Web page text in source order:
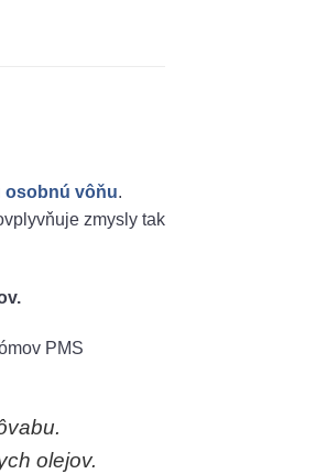
osobnú vôňu.
zmysly tak
PMS
olejov.